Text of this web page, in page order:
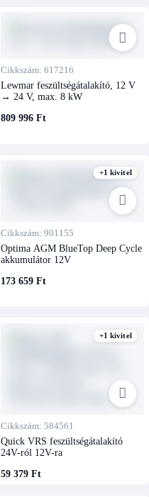
Cikkszám: 617216
Lewmar feszültségátalakító, 12 V
→ 24 V, max. 8 kW
809 996 Ft
+1 kivitel
Cikkszám: 901155
Optima AGM BlueTop Deep Cycle
akkumulátor 12V
173 659 Ft
+1 kivitel
Cikkszám: 584561
Quick VRS feszültségátalakító
24V-ról 12V-ra
59 379 Ft